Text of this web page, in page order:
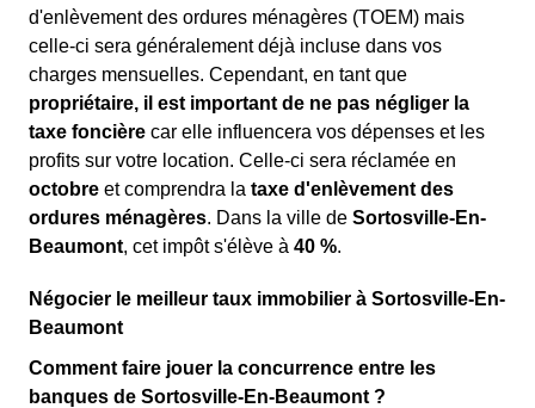
d'enlèvement des ordures ménagères (TOEM) mais
celle-ci sera généralement déjà incluse dans vos
charges mensuelles. Cependant, en tant que
propriétaire, il est important de ne pas négliger la
taxe foncière car elle influencera vos dépenses et les
profits sur votre location. Celle-ci sera réclamée en
octobre et comprendra la taxe d'enlèvement des
ordures ménagères. Dans la ville de Sortosville-En-
Beaumont, cet impôt s'élève à 40 %.
Négocier le meilleur taux immobilier à Sortosville-En-
Beaumont
Comment faire jouer la concurrence entre les
banques de Sortosville-En-Beaumont ?